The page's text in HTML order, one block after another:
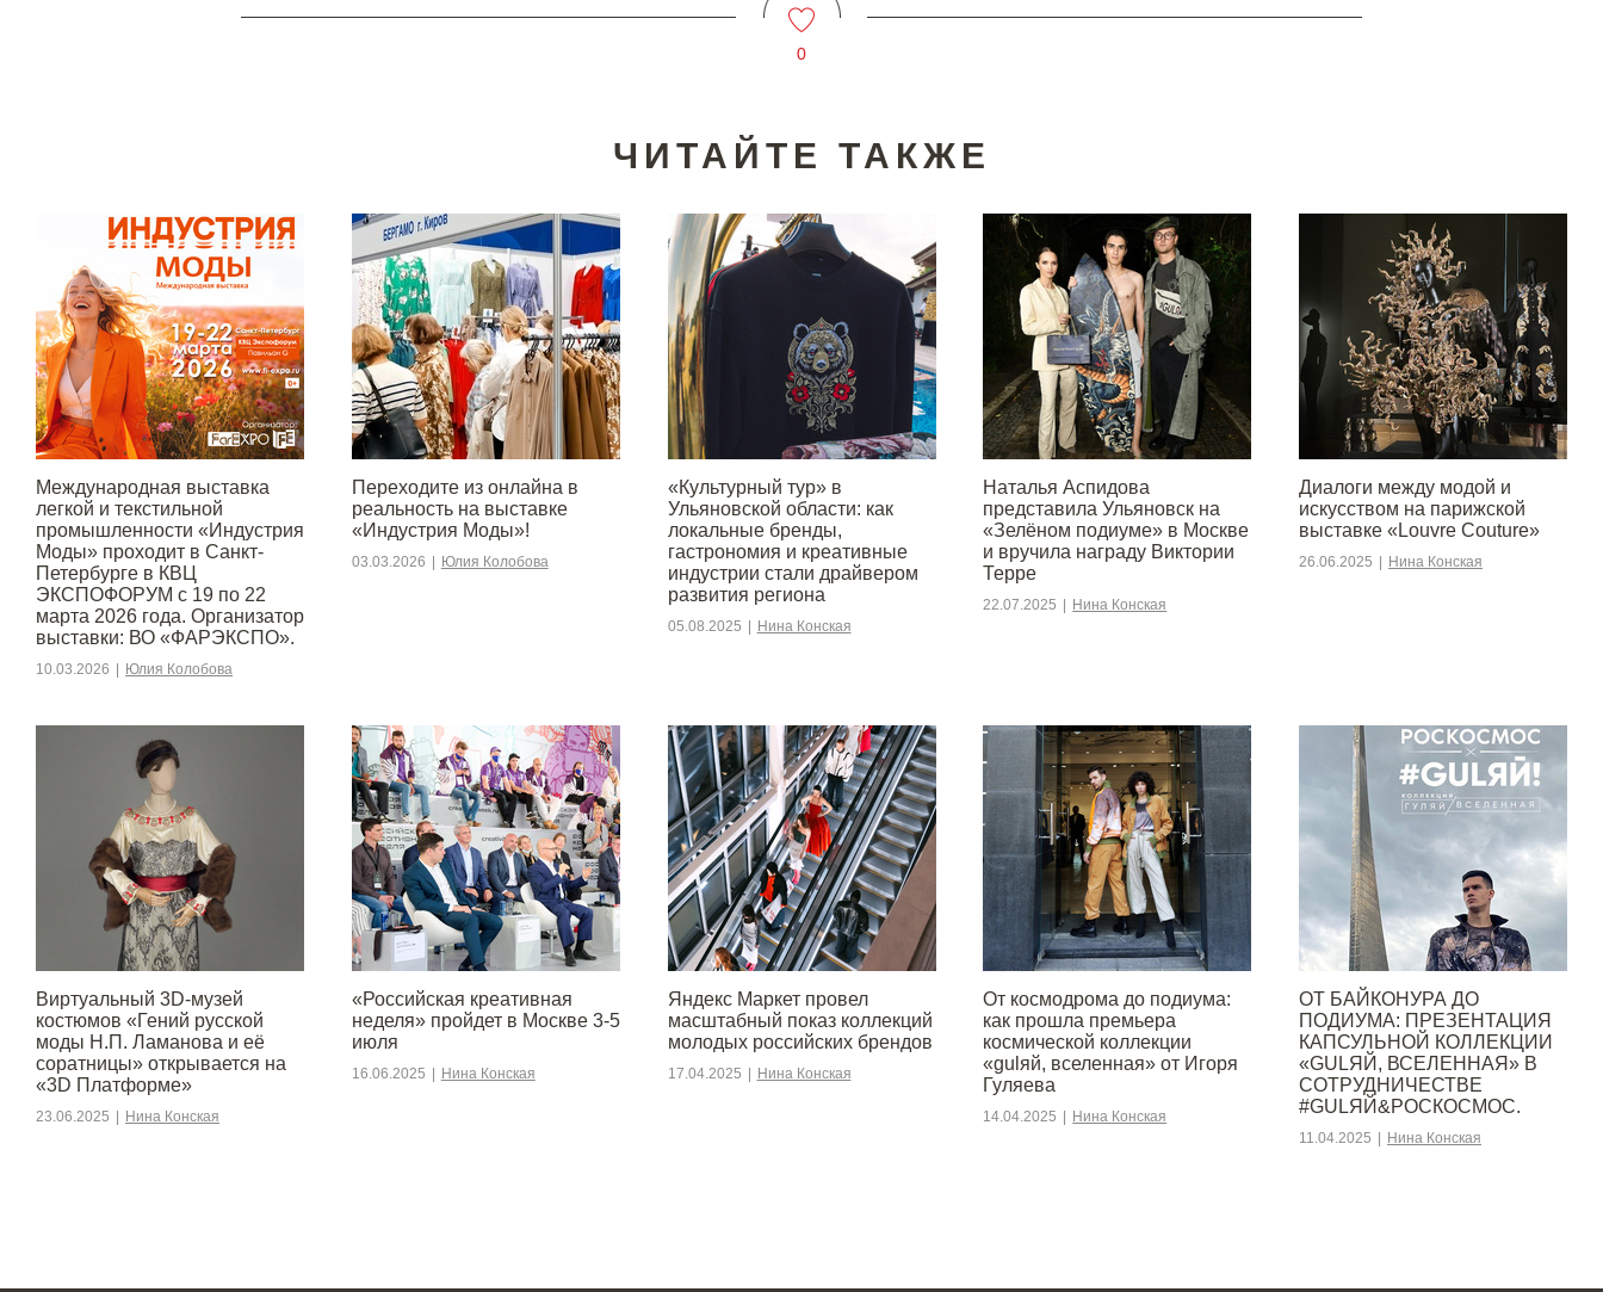
0
ЧИТАЙТЕ ТАКЖЕ
Международная выставка
легкой и текстильной
промышленности «Индустрия
Моды» проходит в Санкт-
Петербурге в КВЦ
ЭКСПОФОРУМ с 19 по 22
марта 2026 года. Организатор
выставки: ВО «ФАРЭКСПО».
10.03.2026 Юлия Колобова
Переходите из онлайна в
реальность на выставке
«Индустрия Моды»!
03.03.2026 Юлия Колобова
«Культурный тур» в
Ульяновской области: как
локальные бренды,
гастрономия и креативные
индустрии стали драйвером
развития региона
05.08.2025 Нина Конская
Наталья Аспидова
представила Ульяновск на
«Зелёном подиуме» в Москве
и вручила награду Виктории
Терре
22.07.2025 Нина Конская
Диалоги между модой и
искусством на парижской
выставке «Louvre Couture»
26.06.2025 Нина Конская
Виртуальный 3D-музей
костюмов «Гений русской
моды Н.П. Ламанова и её
соратницы» открывается на
«3D Платформе»
23.06.2025 Нина Конская
«Российская креативная
неделя» пройдет в Москве 3-5
июля
16.06.2025 Нина Конская
Яндекс Маркет провел
масштабный показ коллекций
молодых российских брендов
17.04.2025 Нина Конская
От космодрома до подиума:
как прошла премьера
космической коллекции
«gulяй, вселенная» от Игоря
Гуляева
14.04.2025 Нина Конская
ОТ БАЙКОНУРА ДО
ПОДИУМА: ПРЕЗЕНТАЦИЯ
КАПСУЛЬНОЙ КОЛЛЕКЦИИ
«GULЯЙ, ВСЕЛЕННАЯ» В
СОТРУДНИЧЕСТВЕ
#GULЯЙ&РОСКОСМОС.
11.04.2025 Нина Конская